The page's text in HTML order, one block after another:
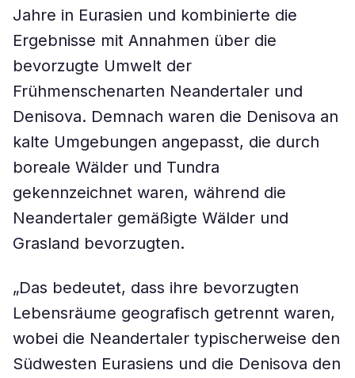
Jahre in Eurasien und kombinierte die
Ergebnisse mit Annahmen über die
bevorzugte Umwelt der
Frühmenschenarten Neandertaler und
Denisova. Demnach waren die Denisova an
kalte Umgebungen angepasst, die durch
boreale Wälder und Tundra
gekennzeichnet waren, während die
Neandertaler gemäßigte Wälder und
Grasland bevorzugten.
„Das bedeutet, dass ihre bevorzugten
Lebensräume geografisch getrennt waren,
wobei die Neandertaler typischerweise den
Südwesten Eurasiens und die Denisova den